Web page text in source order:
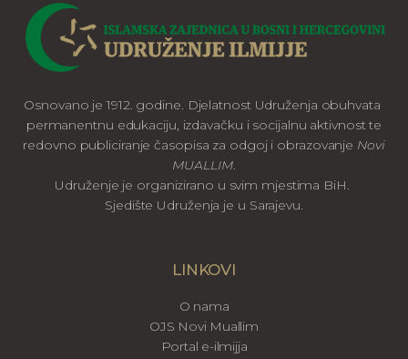
Osnovano je 1912. godine. Djelatnost Udruženja obuhvata
permanentnu edukaciju, izdavačku i socijalnu aktivnost te
redovno publiciranje časopisa za odgoj i obrazovanje Novi
MUALLIM.
Udruženje je organizirano u svim mjestima BiH.
Sjedište Udruženja je u Sarajevu.
LINKOVI
O nama
OJS Novi Muallim
Portal e-ilmijja